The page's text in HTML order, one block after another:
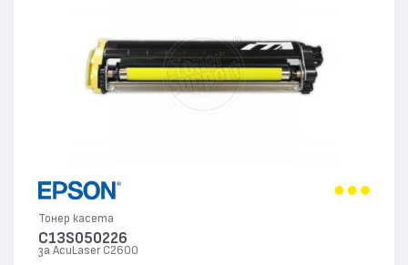
Тонер касета
C13S050226
за AcuLaser C2600